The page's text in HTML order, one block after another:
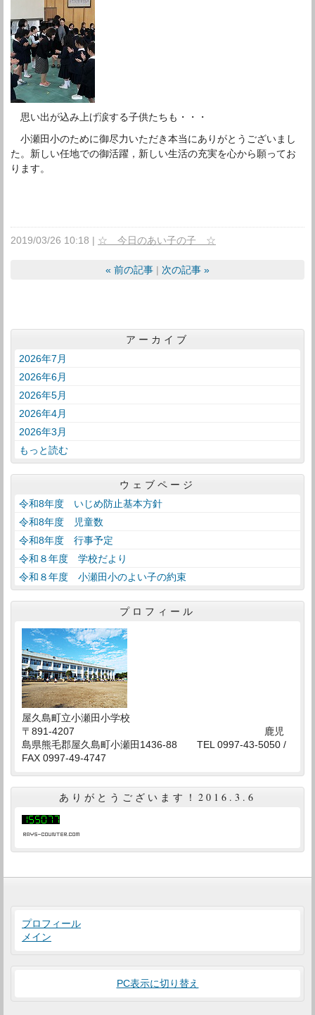
思い出が込み上げ涙する子供たちも・・・
小瀬田小のために御尽力いただき本当にありがとうございまし
た。新しい任地での御活躍，新しい生活の充実を心から願ってお
ります。
2019/03/26 10:18 ☆ 今日のあい子の子 ☆
« 前の記事 次の記事 »
アーカイブ
2026年7月
2026年6月
2026年5月
2026年4月
2026年3月
もっと読む
ウェブページ
令和8年度 いじめ防止基本方針
令和8年度 児童数
令和8年度 行事予定
令和８年度 学校だより
令和８年度 小瀬田小のよい子の約束
プロフィール
屋久島町立小瀬田小学校
〒891-4207 鹿児
島県熊毛郡屋久島町小瀬田1436-88 TEL 0997-43-5050 /
FAX 0997-49-4747
ありがとうございます！2016.3.6
プロフィール
メイン
PC表示に切り替え